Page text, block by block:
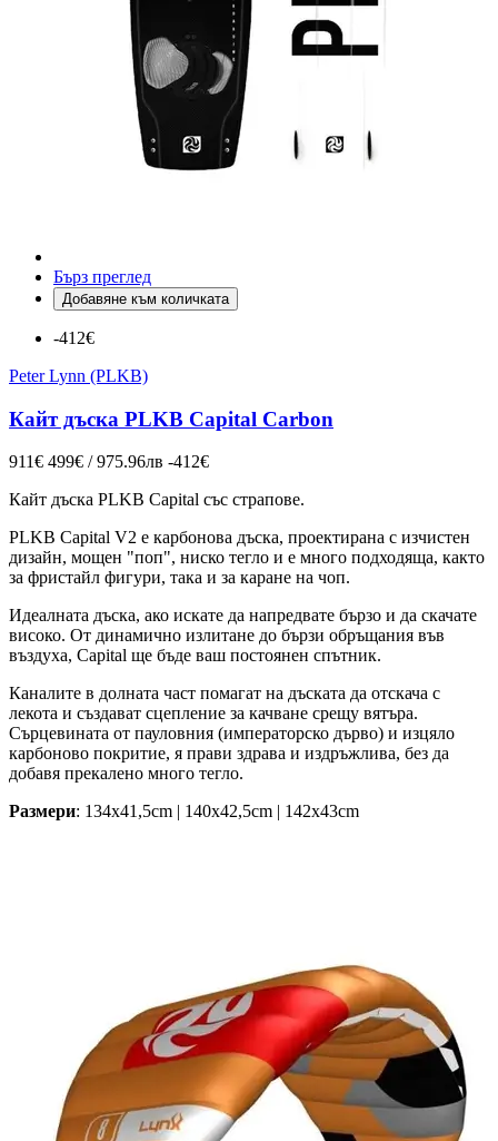
Бърз преглед
Добавяне към количката
-412€
Peter Lynn (PLKB)
Кайт дъска PLKB Capital Carbon
911€ 499€ / 975.96лв -412€
Кайт дъска PLKB Capital със страпове.
PLKB Capital V2 е карбонова дъска, проектирана с изчистен
дизайн, мощен "поп", ниско тегло и е много подходяща, както
за фристайл фигури, така и за каране на чоп.
Идеалната дъска, ако искате да напредвате бързо и да скачате
високо. От динамично излитане до бързи обръщания във
въздуха, Capital ще бъде ваш постоянен спътник.
Каналите в долната част помагат на дъската да отскача с
лекота и създават сцепление за качване срещу вятъра.
Сърцевината от пауловния (императорско дърво) и изцяло
карбоново покритие, я прави здрава и издръжлива, без да
добавя прекалено много тегло.
Размери: 134x41,5cm | 140x42,5cm | 142x43cm